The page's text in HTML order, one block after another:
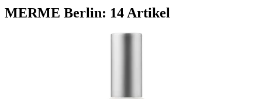
MERME Berlin: 14 Artikel